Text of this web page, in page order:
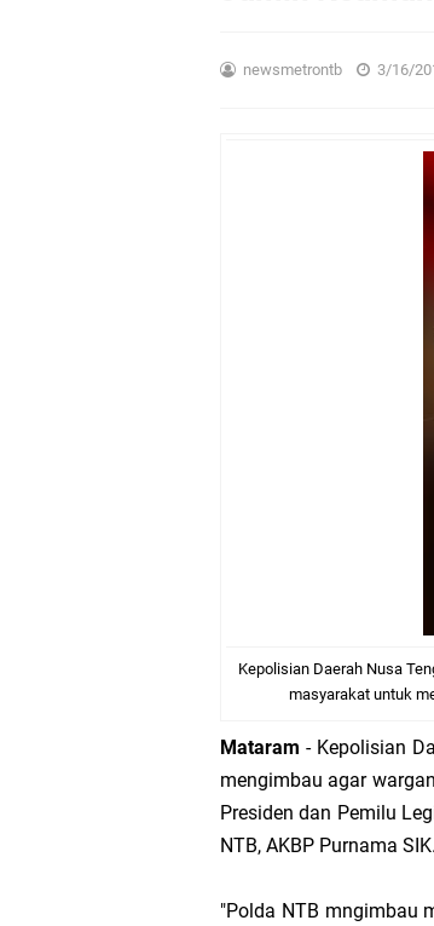
Tim
Dua
LPA
newsmetrontb 3/16/
Kepolisian Daerah Nusa
masyarakat untuk
Mataram - Kepolisian
mengimbau agar
Presiden dan Pemilu
NTB, AKBP Purnama SIK.
"Polda NTB mngimbau